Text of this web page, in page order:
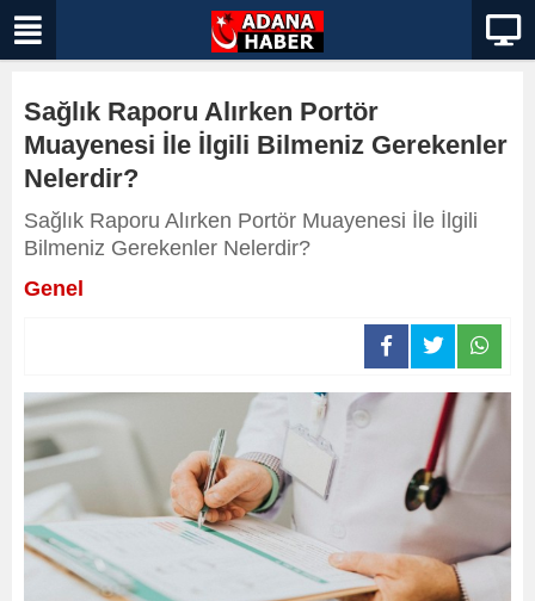
Sağlık Raporu Alırken Portör
Muayenesi İle İlgili Bilmeniz Gerekenler
Nelerdir?
Sağlık Raporu Alırken Portör Muayenesi İle İlgili
Bilmeniz Gerekenler Nelerdir?
Genel